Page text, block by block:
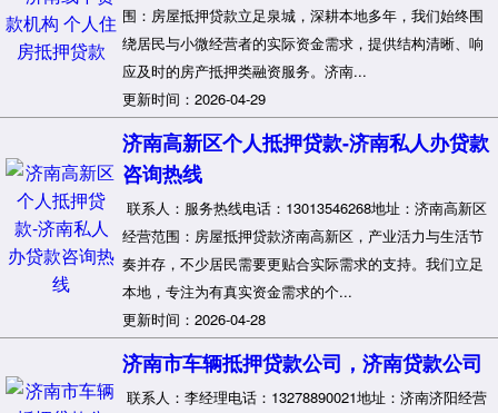
围：房屋抵押贷款立足泉城，深耕本地多年，我们始终围
绕居民与小微经营者的实际资金需求，提供结构清晰、响
应及时的房产抵押类融资服务。济南...
更新时间：2026-04-29
济南高新区个人抵押贷款-济南私人办贷款
咨询热线
联系人：服务热线电话：13013546268地址：济南高新区
经营范围：房屋抵押贷款济南高新区，产业活力与生活节
奏并存，不少居民需要更贴合实际需求的支持。我们立足
本地，专注为有真实资金需求的个...
更新时间：2026-04-28
济南市车辆抵押贷款公司，济南贷款公司
联系人：李经理电话：13278890021地址：济南济阳经营